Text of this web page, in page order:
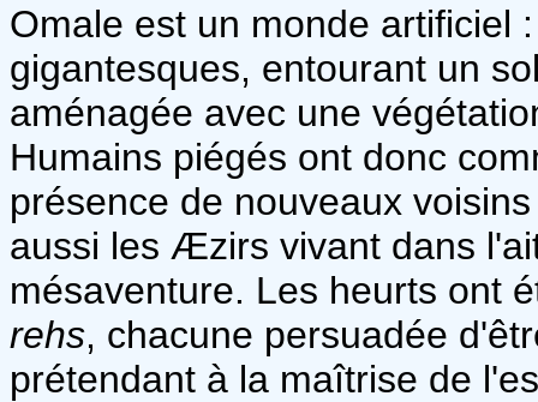
Omale est un monde artificiel
gigantesques, entourant un
aménagée avec une
Humains piégés ont donc
présence de nouveaux
aussi les Æzirs vivant dans
mésaventure. Les heurts ont
rehs, chacune persuadée
prétendant à la maîtrise de